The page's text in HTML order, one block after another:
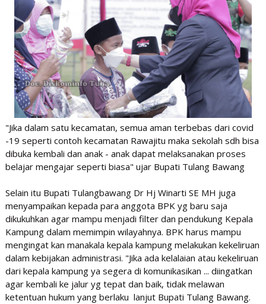
"Jika dalam satu kecamatan, semua aman terbebas dari covid
-19 seperti contoh kecamatan Rawajitu maka sekolah sdh bisa
dibuka kembali dan anak - anak dapat melaksanakan proses
belajar mengajar seperti biasa" ujar Bupati Tulang Bawang
Selain itu Bupati Tulangbawang Dr Hj Winarti SE MH juga
menyampaikan kepada para anggota BPK yg baru saja
dikukuhkan agar mampu menjadi filter dan pendukung Kepala
Kampung dalam memimpin wilayahnya. BPK harus mampu
mengingat kan manakala kepala kampung melakukan kekeliruan
dalam kebijakan administrasi. "Jika ada kelalaian atau kekeliruan
dari kepala kampung ya segera di komunikasikan ... diingatkan
agar kembali ke jalur yg tepat dan baik, tidak melawan
ketentuan hukum yang berlaku lanjut Bupati Tulang Bawang.